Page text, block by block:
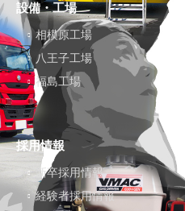
設備・工場
相模原工場
八王子工場
福島工場
採用情報
新卒採用情報
経験者採用情報